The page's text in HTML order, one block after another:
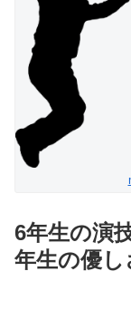
6年生の演
年生の優